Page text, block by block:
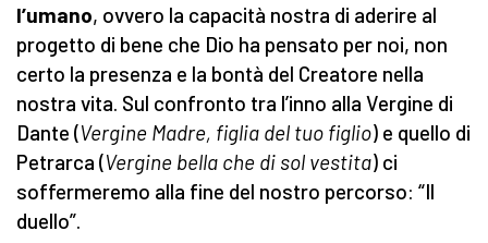
l’umano, ovvero la capacità nostra di aderire al
progetto di bene che Dio ha pensato per noi, non
certo la presenza e la bontà del Creatore nella
nostra vita. Sul confronto tra l’inno alla Vergine di
Dante (Vergine Madre, figlia del tuo figlio) e quello di
Petrarca (Vergine bella che di sol vestita) ci
soffermeremo alla fine del nostro percorso: “Il
duello”.